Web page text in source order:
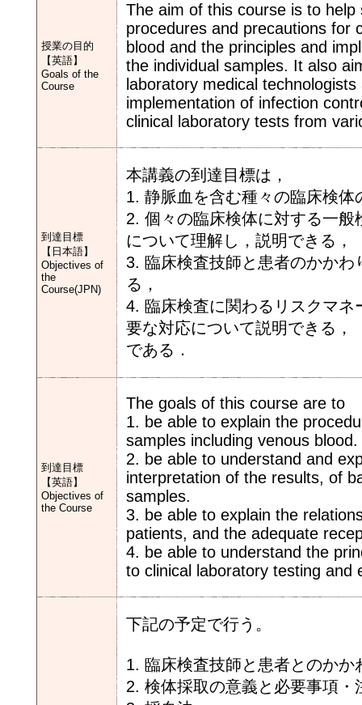
授業の目的
【英語】
Goals of the
Course
The aim of this course is to
procedures and precautions for
blood and the principles and
the individual samples. It also
laboratory medical
implementation of infection
clinical laboratory tests from
到達目標
【日本語】
Objectives of
the
Course(JPN)
本講義の到達目標は，
1. 静脈血を含む種々の臨床検
2. 個々の臨床検体に対する一
について理解し，説明できる，
3. 臨床検査技師と患者のかか
る，
4. 臨床検査に関わるリスクマ
要な対応について説明できる，
である．
到達目標
【英語】
Objectives of
the Course
The goals of this course are to
1. be able to explain the
samples including venous blood.
2. be able to understand and
interpretation of the results, of
samples.
3. be able to explain the
patients, and the adequate
4. be able to understand the
to clinical laboratory testing and
下記の予定で行う。
1. 臨床検査技師と患者とのかか
2. 検体採取の意義と必要事項・